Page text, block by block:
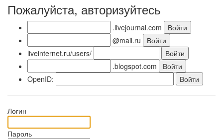
Пожалуйста, авторизуйтесь
.livejournal.com
@mail.ru
liveinternet.ru/users/
.blogspot.com
OpenID:
Логин
Пароль